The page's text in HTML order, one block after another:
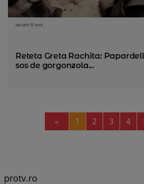
acum 11 ani
Reteta Greta Rachita:
sos de gorgonzola...
« Previous
1 2 3 4
protv.ro